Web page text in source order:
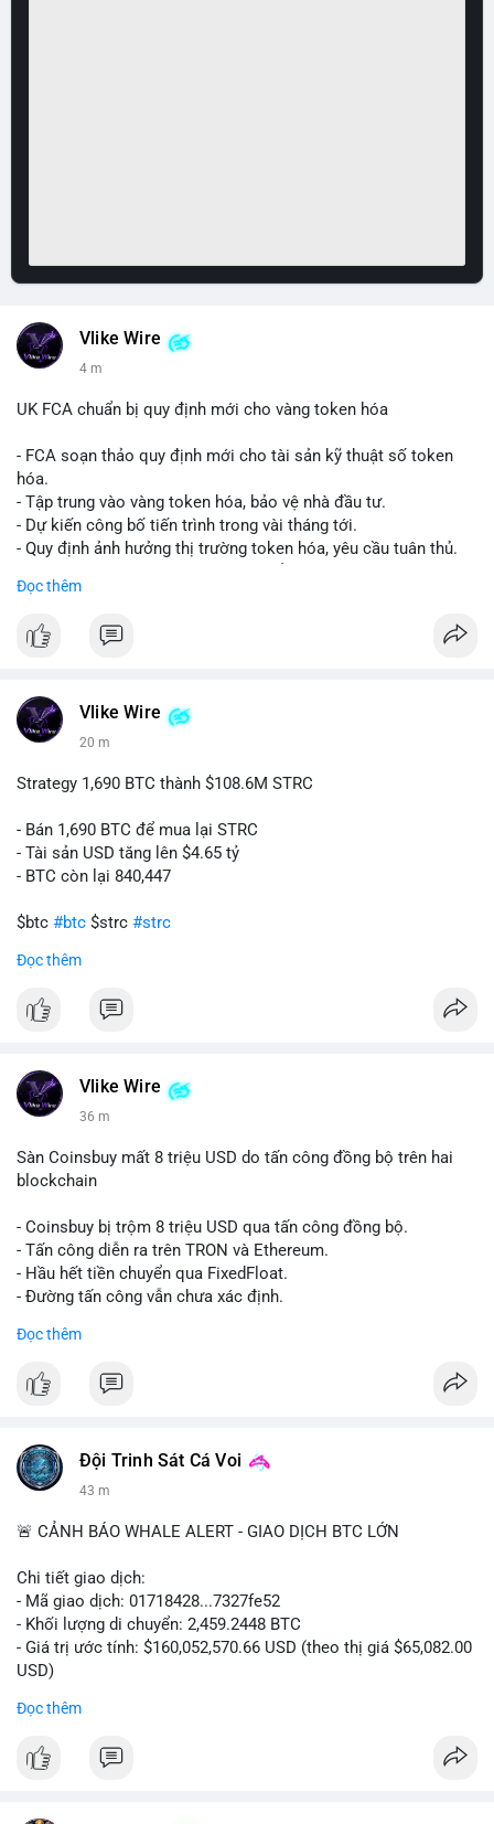
Vlike Wire
4 m
UK FCA chuẩn bị quy định mới cho vàng token hóa
- FCA soạn thảo quy định mới cho tài sản kỹ thuật số token
hóa.
- Tập trung vào vàng token hóa, bảo vệ nhà đầu tư.
- Dự kiến công bố tiến trình trong vài tháng tới.
- Quy định ảnh hưởng thị trường token hóa, yêu cầu tuân thủ.
#binancesquare
#vlikevn #titanbot
Đọc thêm
Vlike Wire
20 m
Strategy 1,690 BTC thành $108.6M STRC
- Bán 1,690 BTC để mua lại STRC
- Tài sản USD tăng lên $4.65 tỷ
- BTC còn lại 840,447
$btc #btc $strc #strc
#vlikevn
📰 Nguồn: Cointelegraph
Đọc thêm
Vlike Wire
36 m
Sàn Coinsbuy mất 8 triệu USD do tấn công đồng bộ trên hai
blockchain
- Coinsbuy bị trộm 8 triệu USD qua tấn công đồng bộ.
- Tấn công diễn ra trên TRON và Ethereum.
- Hầu hết tiền chuyển qua FixedFloat.
- Đường tấn công vẫn chưa xác định.
#binancesquare
$trx $eth
📰 Nguồn: CoinDesk
Đọc thêm
Đội Trinh Sát Cá Voi
43 m
🚨 CẢNH BÁO WHALE ALERT - GIAO DỊCH BTC LỚN
Chi tiết giao dịch:
- Mã giao dịch: 01718428...7327fe52
- Khối lượng di chuyển: 2,459.2448 BTC
- Giá trị ước tính: $160,052,570.66 USD (theo thị giá $65,082.00
USD)
Khối lượng 2,459 BTC tương đương hơn 160 triệu USD được
Đọc thêm